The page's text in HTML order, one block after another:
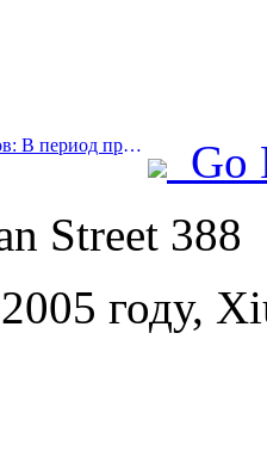
Prev:Девять департаментов: В период празднования Весеннего фестиваля сетевые отели и бутик-отели будут предлагать льготные условия.
Go
Street 388
году,